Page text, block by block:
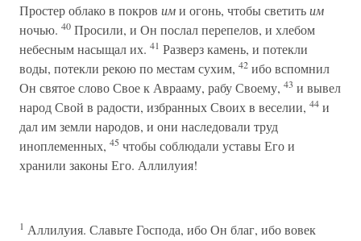
Простер облако в покров ими огонь, чтобы светитьим
ночью. 40 Просили, и Он послал перепелов, и хлебом
небесным насыщал их. 41 Разверз камень, и потекли
воды, потекли рекою по местам сухим, 42 ибо вспомнил
Он святое слово Свое к Аврааму, рабу Своему, 43 и вывел
народ Свой в радости, избранных Своих в веселии, 44 и
дал им земли народов, и они наследовали труд
иноплеменных, 45 чтобы соблюдали уставы Его и
хранили законы Его. Аллилуия!
1 Аллилуия. Славьте Господа, ибо Он благ, ибо вовек